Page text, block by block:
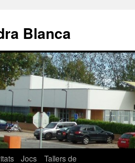
Blanca
Jocs
Tallers de